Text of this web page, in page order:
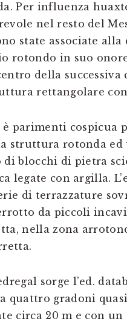
Per influenza
nel resto del
state associate
rotondo in suo
della
rettangolare
è parimenti
struttura rotonda
di blocchi di pietra
legate con argilla.
di terrazzature
da piccoli
nella zona
sorge l’ed.
quattro gradoni
circa 20 m e con un